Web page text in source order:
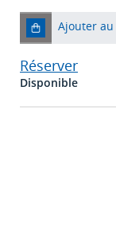
Ajouter
Réserver
Disponible